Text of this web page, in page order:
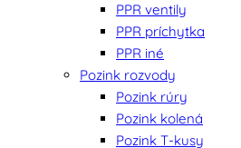
PPR ventily
PPR príchytka
PPR iné
Pozink rozvody
Pozink rúry
Pozink kolená
Pozink T-kusy